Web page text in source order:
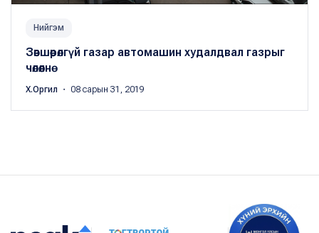
Нийгэм
Зөвшөөрөлгүй газар автомашин худалдвал газрыг
чөлөөлнө
Х.Оргил ・ 08 сарын 31, 2019